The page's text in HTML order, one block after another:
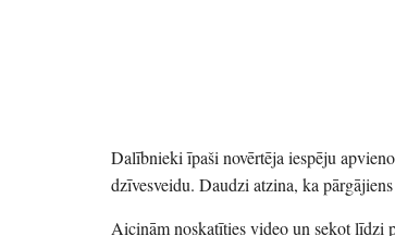
Dalībnieki īpaši novērtēja iespēju
dzīvesveidu. Daudzi atzina, ka
Aicinām noskatīties video un sekot līdzi